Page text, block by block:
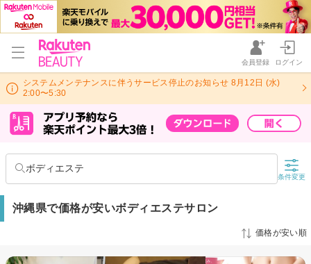
会員登録 ログイン
システムメンテナンスに伴うサービス停止のお知らせ 8月12日 (水)
2:00〜5:30
ボディエステ
条件変更
沖縄県で価格が安いボディエステサロン
価格が安い順